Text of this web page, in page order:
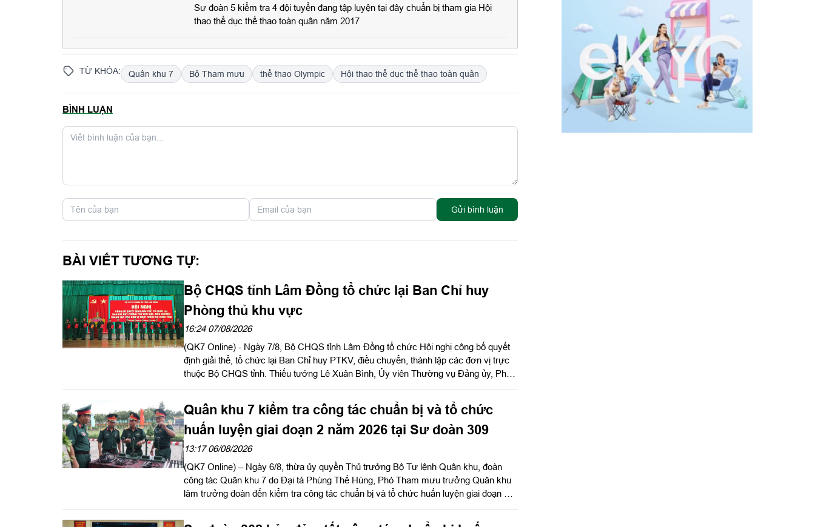
Sư đoàn 5 kiểm tra 4 đội tuyển đang tập luyện tại đây chuẩn bị tham gia Hội
thao thể dục thể thao toàn quân năm 2017
TỪ KHÓA: Quân khu 7 Bộ Tham mưu thể thao Olympic Hội thao thể dục thể thao toàn quân
BÌNH LUẬN
Gửi bình luận
BÀI VIẾT TƯƠNG TỰ:
Bộ CHQS tỉnh Lâm Đồng tổ chức lại Ban Chỉ huy
Phòng thủ khu vực
16:24 07/08/2026
(QK7 Online) - Ngày 7/8, Bộ CHQS tỉnh Lâm Đồng tổ chức Hội nghị công bố quyết
định giải thể, tổ chức lại Ban Chỉ huy PTKV, điều chuyển, thành lập các đơn vị trực
thuộc Bộ CHQS tỉnh. Thiếu tướng Lê Xuân Bình, Ủy viên Thường vụ Đảng ủy, Phó
Hồng Tiếng, Ủy viên Thường vụ Tỉnh ủy, Chỉ huy trưởng Bộ CHQS tỉnh Lâm Đồng
chủ trì hội nghị.
Quân khu 7 kiểm tra công tác chuẩn bị và tổ chức
huấn luyện giai đoạn 2 năm 2026 tại Sư đoàn 309
13:17 06/08/2026
(QK7 Online) – Ngày 6/8, thừa ủy quyền Thủ trưởng Bộ Tư lệnh Quân khu, đoàn
công tác Quân khu 7 do Đại tá Phùng Thế Hùng, Phó Tham mưu trưởng Quân khu
làm trưởng đoàn đến kiểm tra công tác chuẩn bị và tổ chức huấn luyện giai đoạn 2